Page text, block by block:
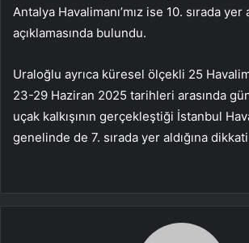
Antalya Havalimanı’mız ise 10. sırada yer
açıklamasında bulundu.
Uraloğlu ayrıca küresel ölçekli 25
23-29 Haziran 2025 tarihleri arasında
uçak kalkışının gerçekleştiği İstanbul
genelinde de 7. sırada yer aldığına